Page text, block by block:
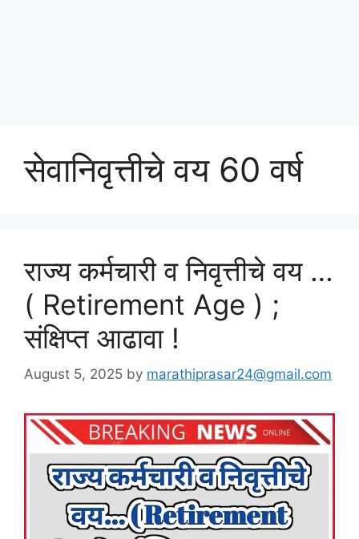
सेवानिवृत्तीचे वय 60 वर्ष
राज्य कर्मचारी व निवृत्तीचे वय …
( Retirement Age ) ;
संक्षिप्त आढावा !
August 5, 2025 by marathiprasar24@gmail.com